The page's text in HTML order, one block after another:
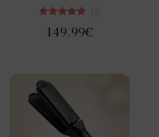
5.00
(1)
149.99€